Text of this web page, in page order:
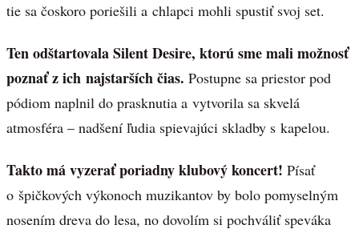
tie sa čoskoro poriešili a chlapci mohli spustiť svoj set.
Ten odštartovala Silent Desire, ktorú sme mali možnosť
poznať z ich najstarších čias. Postupne sa priestor pod
pódiom naplnil do prasknutia a vytvorila sa skvelá
atmosféra – nadšení ľudia spievajúci skladby s kapelou.
Takto má vyzerať poriadny klubový koncert! Písať
o špičkových výkonoch muzikantov by bolo pomyselným
nosením dreva do lesa, no dovolím si pochváliť speváka